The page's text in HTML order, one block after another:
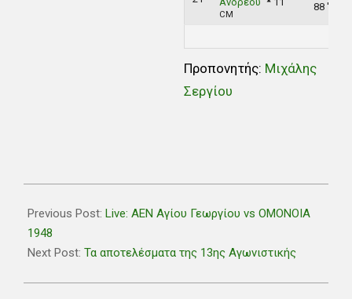
CM
88 '
Προπονητής: Mιχάλης
Σεργίου
12-
21
Previous Post: Live: ΑΕΝ Αγίου Γεωργίου vs ΟΜΟΝΟΙΑ
1948
Next Post: Τα αποτελέσματα της 13ης Αγωνιστικής